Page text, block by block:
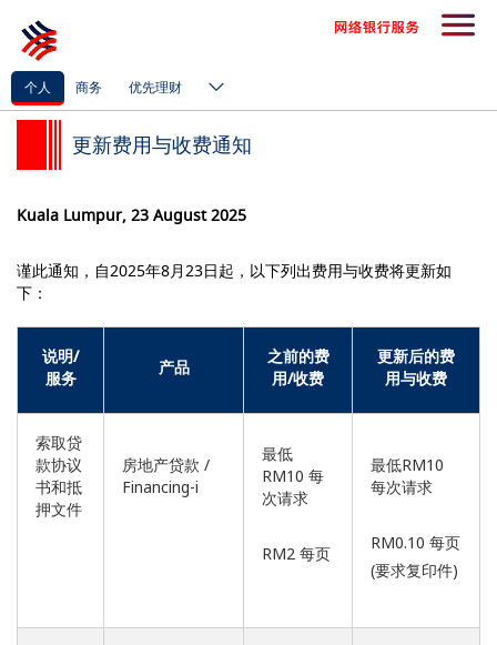
个人 商务 优先理财
更新费用与收费通知
Kuala Lumpur, 23 August 2025
谨此通知，自2025年8月23日起，以下列出费用与收费将更新如
下：
说明/
服务
产品
之前的费
用/收费
更新后的费
用与收费
索取贷
款协议
书和抵
押文件
房地产贷款 /
Financing-i
最低
RM10 每
次请求
RM2 每页
最低RM10
每次请求
RM0.10 每页
(要求复印件)